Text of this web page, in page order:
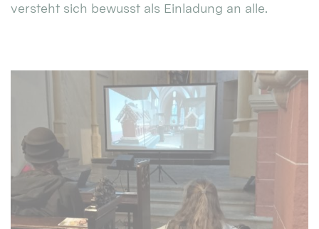
versteht sich bewusst als Einladung an alle.